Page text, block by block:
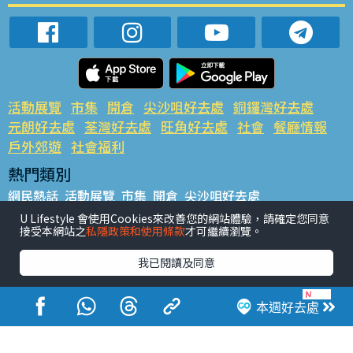
本週好去處
活動展覽 市集 開倉 尖沙咀好去處 銅鑼灣好去處
元朗好去處 荃灣好去處 旺角好去處 社會 餐廳情報
戶外郊遊 社會福利
熱門類別
網民熱話 活動展覽 市集 開倉 尖沙咀好去處
銅鑼灣好去處 元朗好去處 荃灣好去處 旺角好去處 社會
餐廳情報 戶外郊遊
熱門標籤
#UGO搵好去處 #人氣活動推介 #美食社群熱話
#親子玩樂好去處
#ULifestyle應用程式
#限時搶
#UJetso禮物放送
#ULifestyle商戶中心 #著數 #網絡熱話
U Lifestyle 會使用Cookies來改善您的網站體驗，請確定您同意
接受本網站之私隱政策和使用條款才可繼續瀏覽。
我已閱讀及同意